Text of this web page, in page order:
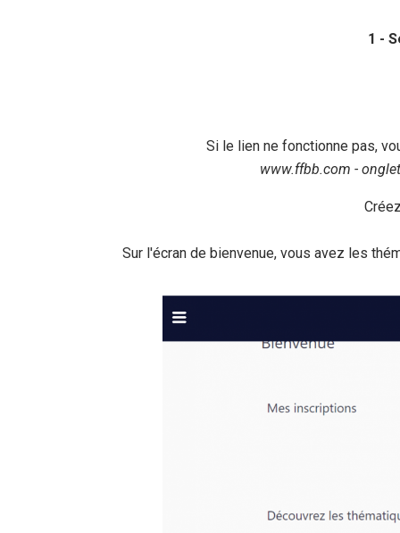
1 -
Si le lien ne fonctionne pas,
www.ffbb.com - onglet
Sur l'écran de bienvenue, vous avez les